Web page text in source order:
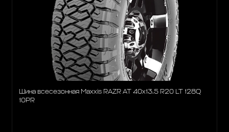
Шина всесезонная Maxxis RAZR AT 40x13.5 R20 LT 128Q
10PR